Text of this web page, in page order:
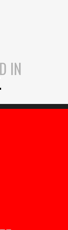
IN